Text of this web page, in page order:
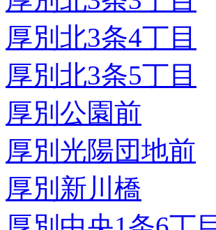
厚別北3条4丁目
厚別北3条5丁目
厚別公園前
厚別光陽団地前
厚別新川橋